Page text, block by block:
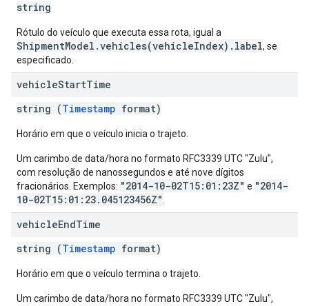
string
Rótulo do veículo que executa essa rota, igual a
ShipmentModel.vehicles(vehicleIndex).label, se
especificado.
vehicleStartTime
string (Timestamp format)
Horário em que o veículo inicia o trajeto.
Um carimbo de data/hora no formato RFC3339 UTC "Zulu",
com resolução de nanossegundos e até nove dígitos
fracionários. Exemplos: "2014-10-02T15:01:23Z" e "2014-
10-02T15:01:23.045123456Z"
vehicleEndTime
string (Timestamp format)
Horário em que o veículo termina o trajeto.
Um carimbo de data/hora no formato RFC3339 UTC "Zulu",